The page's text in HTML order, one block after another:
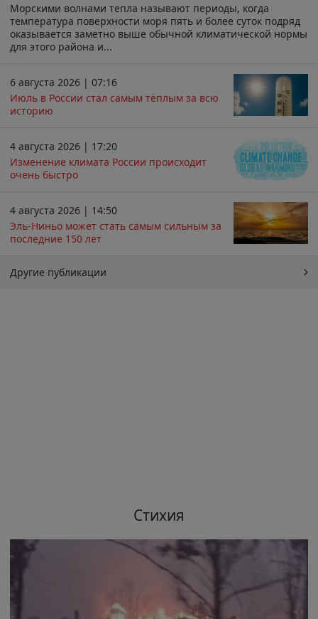
Морскими волнами тепла называют периоды, когда
температура поверхности моря пять и более суток подряд
оказывается заметно выше обычной климатической нормы
для этого района и...
6 августа 2026 | 07:16
Июль в России стал самым тёплым за всю
историю
4 августа 2026 | 17:20
Изменение климата России происходит
очень быстро
4 августа 2026 | 14:50
Эль-Ниньо может стать самым сильным за
последние 150 лет
Другие публикации
Стихия